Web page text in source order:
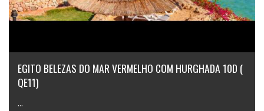
EGITO BELEZAS DO MAR VERMELHO COM HURGHADA 10D (
QE11)
...